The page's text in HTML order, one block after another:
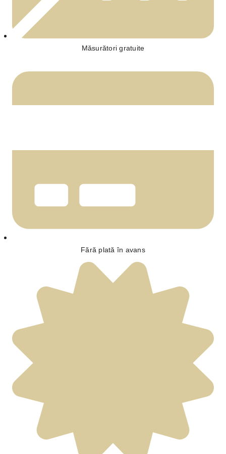
Măsurători gratuite
Fără plată în avans